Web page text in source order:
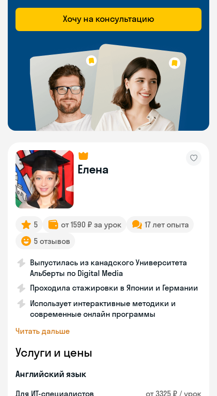
Хочу на консультацию
Елена
5 от 1590 ₽ за урок
17 лет опыта
5 отзывов
Выпустилась из канадского Университета
Альберты по Digital Media
Проходила стажировки в Японии и Германии
Использует интерактивные методики и
современные онлайн программы
Читать дальше
Услуги и цены
Английский язык
Для ИТ-специалистов от 3325 ₽ / урок